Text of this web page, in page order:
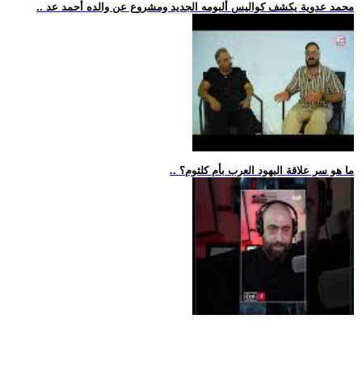
.. محمد عدوية يكشف كواليس ألبومه الجديد ومشروع عن والده أحمد عد
.. ما هو سر علاقة اليهود العرب بأم كلثوم؟